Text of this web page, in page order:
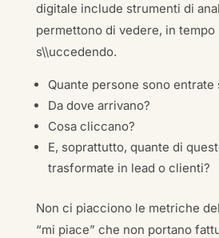
digitale include strumenti di
permettono di vedere, in tempo
s\\uccedendo.
Quante persone sono entrate
Da dove arrivano?
Cosa cliccano?
E, soprattutto, quante di
trasformate in lead o clienti?
Non ci piacciono le metriche
“mi piace” che non portano